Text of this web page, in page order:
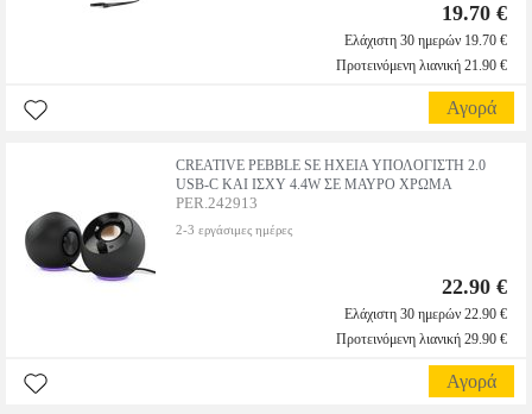
19.70 €
Ελάχιστη 30 ημερών 19.70 €
Προτεινόμενη λιανική 21.90 €
Αγορά
CREATIVE PEBBLE SE ΗΧΕΙΑ ΥΠΟΛΟΓΙΣΤΗ 2.0
USB-C ΚΑΙ ΙΣΧΥ 4.4W ΣΕ ΜΑΥΡΟ ΧΡΩΜΑ
PER.242913
2-3 εργάσιμες ημέρες
22.90 €
Ελάχιστη 30 ημερών 22.90 €
Προτεινόμενη λιανική 29.90 €
Αγορά